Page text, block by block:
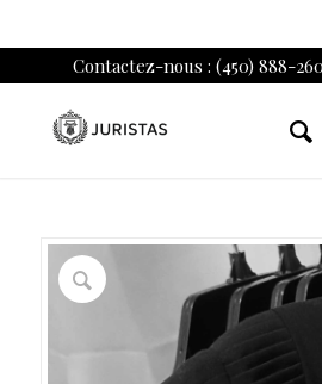
Contactez-nous : (450) 888-